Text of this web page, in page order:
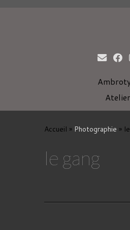
Accueil » Photographie »
le gang